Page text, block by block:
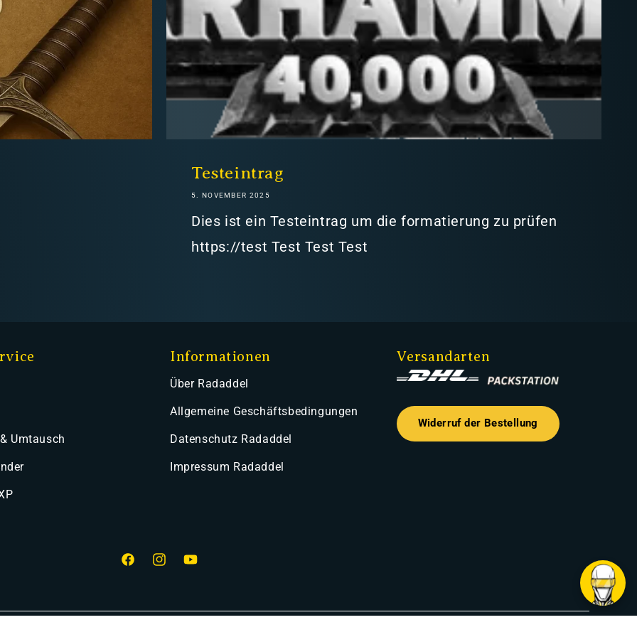
Testeintrag
5. NOVEMBER 2025
Dies ist ein Testeintrag um die formatierung zu prüfen
https://test Test Test Test
Umtausch
Informationen
Über Radaddel
Allgemeine Geschäftsbedingungen
Datenschutz Radaddel
Impressum Radaddel
Versandarten
Widerruf der Bestellung
FacebookInstagramYouTube